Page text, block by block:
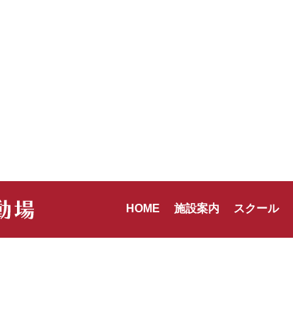
HOME 施設案内 スクール